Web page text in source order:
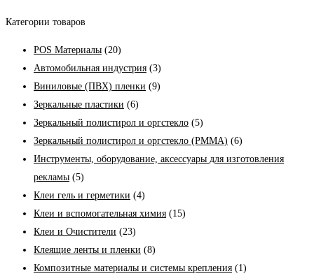
Категории товаров
POS Материалы (20)
Автомобильная индустрия (3)
Виниловые (ПВХ) пленки (9)
Зеркальные пластики (6)
Зеркальный полистирол и оргстекло (5)
Зеркальный полистирол и оргстекло (PMMA) (6)
Инструменты, оборудование, аксессуары для изготовления
рекламы (5)
Клеи гель и герметики (4)
Клеи и вспомогательная химия (15)
Клеи и Очистители (23)
Клеящие ленты и пленки (8)
Композитные материалы и системы крепления (1)